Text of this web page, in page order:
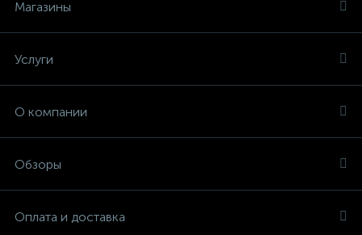
Магазины
Услуги
О компании
Обзоры
Оплата и доставка